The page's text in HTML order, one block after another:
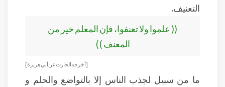
التعنيف.
(( علموا ولا تعنفوا، فإن المعلم خير من
المعنف ))
[أخرجه الحارث عن أبي هريرة ]
ما من سبيل لجذب الناس إلا بالتواضع والحلم و